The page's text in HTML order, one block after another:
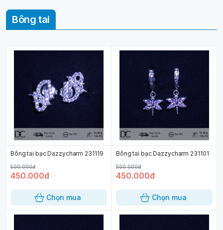
Bông tai
Bông tai bạc Dazzycharm 231119
500.000đ
450.000đ
Chọn mua
Bông tai bạc Dazzycharm 231101
500.000đ
450.000đ
Chọn mua